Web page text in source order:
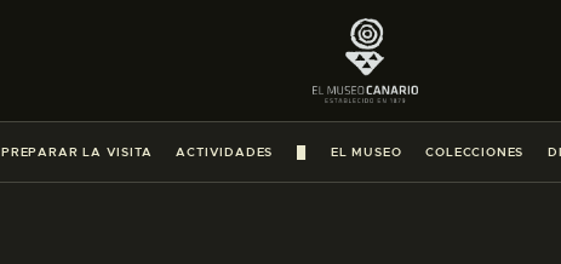
PREPARAR LA VISITA ACTIVIDADES EL MUSEO COLECCIONES
PREPARAR LA VISITA
ACTIVIDADES
█